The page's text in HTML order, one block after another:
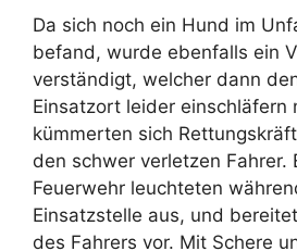
Da sich noch ein Hund im
befand, wurde ebenfalls ein
verständigt, welcher dann
Einsatzort leider einschläfern
kümmerten sich
den schwer verletzen Fahrer.
Feuerwehr leuchteten
Einsatzstelle aus, und
des Fahrers vor. Mit Schere